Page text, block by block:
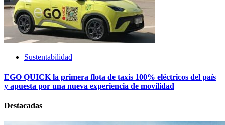
Sustentabilidad
EGO QUICK la primera flota de taxis 100% eléctricos del país
y apuesta por una nueva experiencia de movilidad
Destacadas